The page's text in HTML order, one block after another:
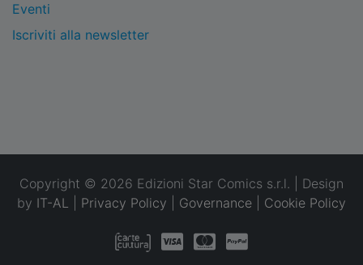
Eventi
Iscriviti alla newsletter
Copyright © 2026 Edizioni Star Comics s.r.l. | Design
by IT-AL Privacy Policy Governance Cookie Policy